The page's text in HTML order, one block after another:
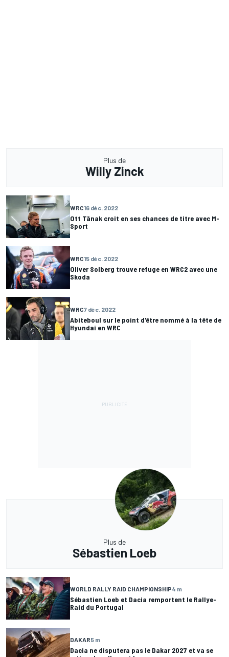
Plus de
Willy Zinck
WRC16 déc. 2022
Ott Tänak croit en ses chances de titre avec M-
Sport
WRC15 déc. 2022
Oliver Solberg trouve refuge en WRC2 avec une
Skoda
WRC7 déc. 2022
Abiteboul sur le point d'être nommé à la tête de
Hyundai en WRC
Plus de
Sébastien Loeb
WORLD RALLY RAID CHAMPIONSHIP4 m
Sébastien Loeb et Dacia remportent le Rallye-
Raid du Portugal
DAKAR5 m
Dacia ne disputera pas le Dakar 2027 et va se